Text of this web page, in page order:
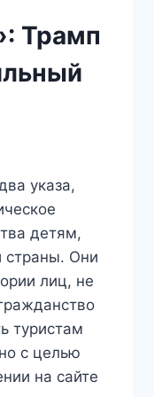
Трамп
указа,
детям,
страны. Они
лиц, не
туристам
с целью
на сайте